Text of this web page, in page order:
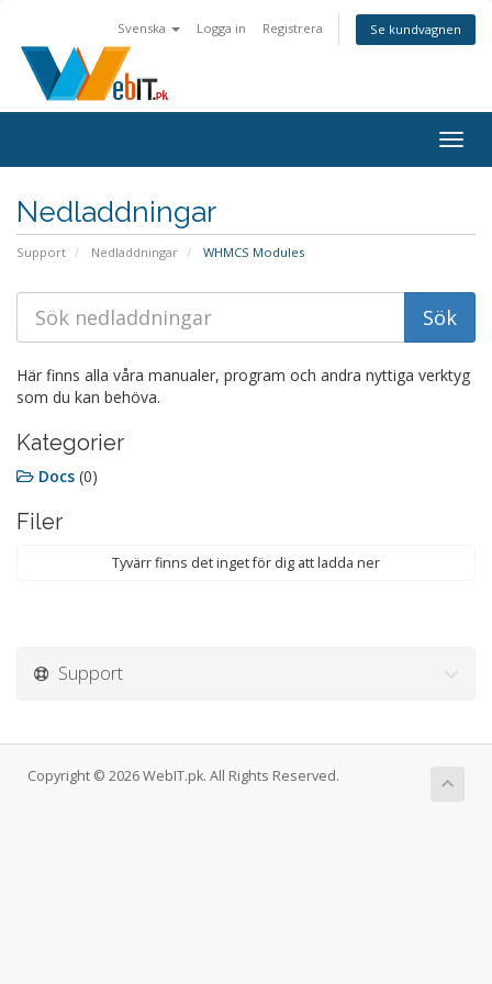
Svenska Logga in Registrera Se kundvagnen
Nedladdningar
Support Nedladdningar WHMCS Modules
Här finns alla våra manualer, program och andra nyttiga verktyg
som du kan behöva.
Kategorier
Docs (0)
Filer
Tyvärr finns det inget för dig att ladda ner
Support
Copyright © 2026 WebIT.pk. All Rights Reserved.